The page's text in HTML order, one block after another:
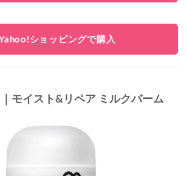
ショッピングで購入
モイスト&リペア ミルクバーム